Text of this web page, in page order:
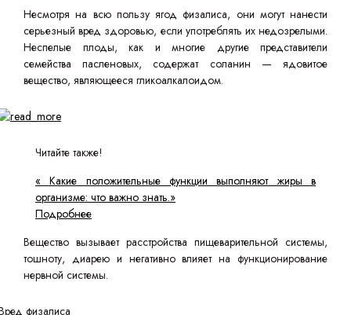
Несмотря на всю пользу ягод физалиса, они могут нанести
серьезный вред здоровью, если употреблять их недозрелыми.
Неспелые плоды, как и многие другие представители
семейства пасленовых, содержат соланин — ядовитое
вещество, являющееся гликоалкалоидом.
Читайте также!
« Какие положительные функции выполняют жиры в
организме: что важно знать.»
Подробнее
Вещество вызывает расстройства пищеварительной системы,
тошноту, диарею и негативно влияет на функционирование
нервной системы.